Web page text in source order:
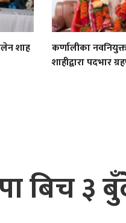
शाह
कर्णालीका
शाहीद्वारा पदभार
बिच ३